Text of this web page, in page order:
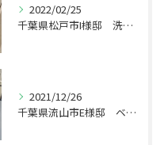
2022/02/25
千葉県松戸市I様邸 洗面台交換工事
2021/12/26
千葉県流山市E様邸 ベランダ工事